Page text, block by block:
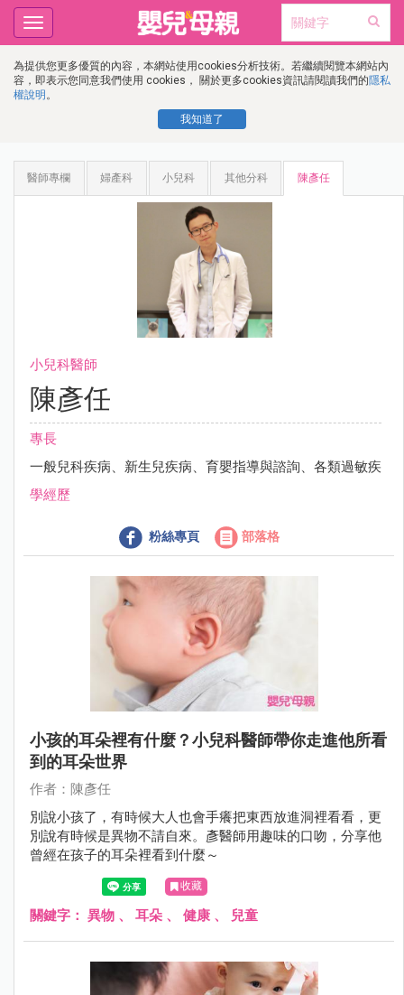
為提供您更多優質的內容，本網站使用cookies分析技術。若繼續閱覽本網站內
容，即表示您同意我們使用 cookies， 關於更多cookies資訊請閱讀我們的隱私
權說明 。
我知道了
Toggle
navigation
醫師專欄 婦產科 小兒科 其他分科 陳彥任
小兒科醫師
陳彥任
專長
一般兒科疾病、新生兒疾病、育嬰指導與諮詢、各類過敏疾
學經歷
粉絲專頁 部落格
小孩的耳朵裡有什麼？小兒科醫師帶你走進他所看
到的耳朵世界
作者：陳彥任
別說小孩了，有時候大人也會手癢把東西放進洞裡看看，更
別說有時候是異物不請自來。彥醫師用趣味的口吻，分享他
曾經在孩子的耳朵裡看到什麼～
收藏
關鍵字： 異物 、 耳朵 、 健康 、 兒童